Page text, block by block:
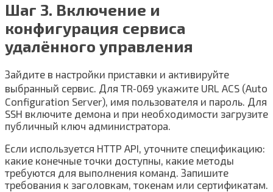
Шаг 3. Включение и
конфигурация сервиса
удалённого управления
Зайдите в настройки приставки и активируйте
выбранный сервис. Для TR‑069 укажите URL ACS (Auto
Configuration Server), имя пользователя и пароль. Для
SSH включите демона и при необходимости загрузите
публичный ключ администратора.
Если используется HTTP API, уточните спецификацию:
какие конечные точки доступны, какие методы
требуются для выполнения команд. Запишите
требования к заголовкам, токенам или сертификатам.